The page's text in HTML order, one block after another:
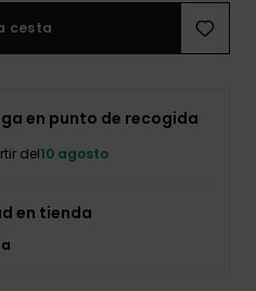
cesta
en punto de recogida
del10 agosto
en tienda